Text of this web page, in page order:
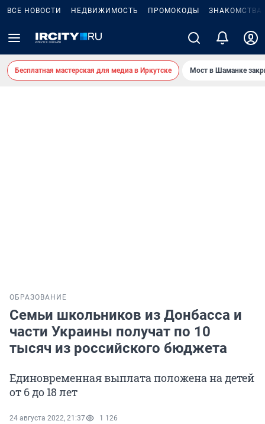
ВСЕ НОВОСТИ НЕДВИЖИМОСТЬ ПРОМОКОДЫ ЗНАКОМСТВА
Бесплатная мастерская для медиа в Иркутске Мост в Шаманке
ОБРАЗОВАНИЕ
Семьи школьников из Донбасса и
части Украины получат по 10
тысяч из российского бюджета
Единовременная выплата положена на детей
от 6 до 18 лет
24 августа 2022, 21:37 1 126